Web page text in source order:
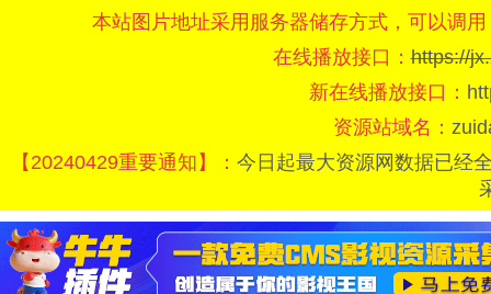
本站图片地址采用服务器储存方式，可以调
在线播放接口：https://
新在线播放接口：
资源站域名：
【20240429重要通知】： 今日起最大资源网数据已经